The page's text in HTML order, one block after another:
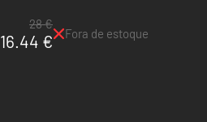
28 €
16.44 € Fora de estoque